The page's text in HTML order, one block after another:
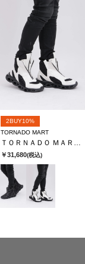
2BUY10%
TORNADO MART
ＴＯＲＮＡＤＯ ＭＡＲＴ∴アーチグリットツインＺＩＰブーツ
￥31,680(税込)